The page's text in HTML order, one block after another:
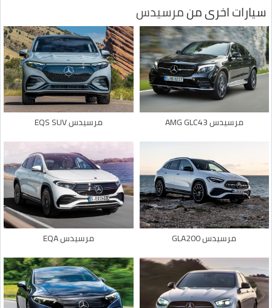
سيارات اخرى منمرسيدس
مرسيدس AMG GLC43 مرسيدس EQS SUV
مرسيدس GLA200 مرسيدس EQA